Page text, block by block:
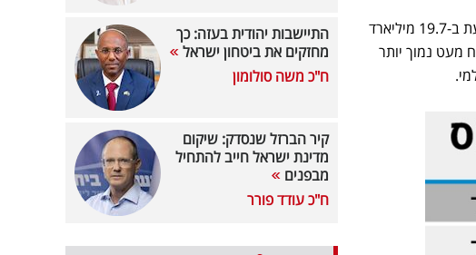
של 40 מיליון דולר, כשהונו מוערך כעת ב-19.7 מיליארד
מעט נמוך יותר
התיישבות יהודית בעזה: כך
מחזקים את ביטחון ישראל
ח"כ משה סולומון
קיר הברזל שנסדק: שיקום
מדינת ישראל חייב להתחיל
מבפנים
ח"כ עודד פורר